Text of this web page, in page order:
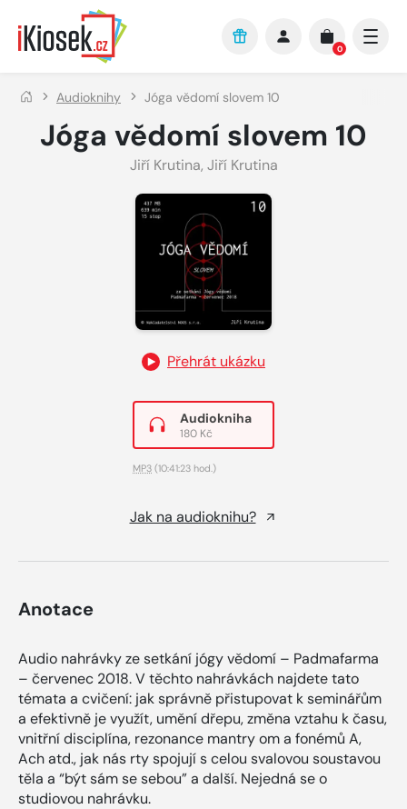
Přejít na hlavní obsah
0
Audioknihy Jóga vědomí slovem 10
Jóga vědomí slovem 10
Jiří Krutina, Jiří Krutina
Přehrát ukázku
Audiokniha
180 Kč
MP3 (10:41:23 hod.)
Jak na audioknihu?
Anotace
Audio nahrávky ze setkání jógy vědomí – Padmafarma
– červenec 2018. V těchto nahrávkách najdete tato
témata a cvičení: jak správně přistupovat k seminářům
a efektivně je využít, umění dřepu, změna vztahu k času,
vnitřní disciplína, rezonance mantry om a fonémů A,
Ach atd., jak nás rty spojují s celou svalovou soustavou
těla a “být sám se sebou” a další. Nejedná se o
studiovou nahrávku.